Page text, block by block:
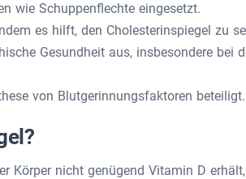
wie Schuppenflechte eingesetzt.
es hilft, den Cholesterinspiegel zu
Gesundheit aus, insbesondere bei
von Blutgerinnungsfaktoren beteiligt.
Körper nicht genügend Vitamin D